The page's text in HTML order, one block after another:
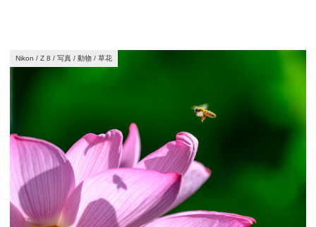
Nikon / Z 8 / 写真 / 動物 / 草花